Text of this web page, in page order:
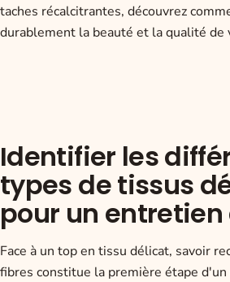
taches récalcitrantes, découvrez
durablement la beauté et la qualité de
Identifier les
types de tissus
pour un
Face à un top en tissu délicat, savoir
fibres constitue la première étape